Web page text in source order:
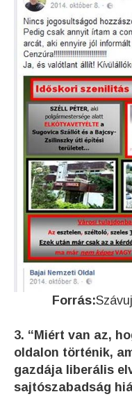
Forrás:
3. “Miért van az,
oldalon történik,
gazdája liberális
sajtószabadság